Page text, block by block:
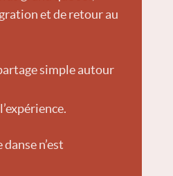
et de retour au
simple autour
n’est